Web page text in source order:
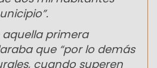
aquella primera
que “por lo demás
cuando superen